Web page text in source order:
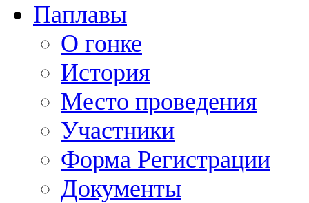
Паплавы
О гонке
История
Место проведения
Участники
Форма Регистрации
Документы